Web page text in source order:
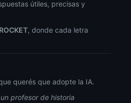
útiles, precisas y
ROCKET, donde cada letra
querés que adopte la IA.
profesor de historia